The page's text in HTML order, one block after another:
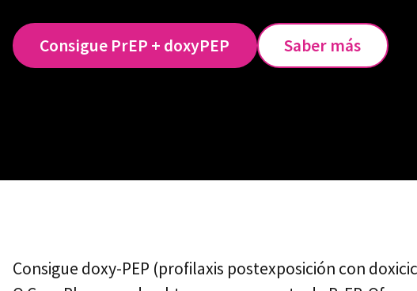
Consigue PrEP + doxyPEP Saber más
Consigue doxy-PEP (profilaxis postexposición con